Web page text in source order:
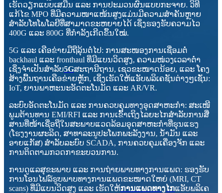
ເຮັດວຽກແບບເສມືນ ແລະ ການປະມວນຜົນແບບກະຈາຍ. ວິທີ
ແກ້ໄຂ MPO ທີ່ມີຄວາມໜາແໜ້ນສູງແມ່ນມີຄວາມສຳຄັນຫຼາຍ
ສຳລັບໂທໂພໂລຢີທີ່ສາມາດຂະຫຍາຍໄດ້ ເຊິ່ງຮອງຮັບຄວາມໄວ
400G ແລະ 800G ທີ່ກຳລັງເກີດຂຶ້ນໃໝ່.
5G ແລະ ເຄືອຂ່າຍມືຖືລຸ້ນຕໍ່ໄປ: ການສະໜອງການເຊື່ອມຕໍ່
backhaul ແລະ fronthaul ທີ່ມີແບນວິດສູງ, ຄວາມໜ່ວງເວລາຕ່ຳ
ເຊິ່ງຈຳເປັນສຳລັບ5Gສະຖານີຖານ, ເຊວຂະໜາດນ້ອຍ, ແລະ ໂຄງ
ສ້າງພື້ນຖານເຄືອຂ່າຍຫຼັກ, ເຊິ່ງເຮັດໃຫ້ແອັບພລິເຄຊັນຕ່າງໆເຊັ່ນ:
IoT, ຍານພາຫະນະອັດຕະໂນມັດ ແລະ AR/VR.
ລະບົບອັດຕະໂນມັດ ແລະ ການຄວບຄຸມທາງອຸດສາຫະກຳ: ສະເໜີ
ພູມຕ້ານທານ EMI/RFI ແລະ ການເຂົ້າເຖິງໄລຍະໄກສຳລັບການສື່
ສານທີ່ໜ້າເຊື່ອຖືໃນສະພາບແວດລ້ອມອຸດສາຫະກຳທີ່ຮຸນແຮງ
(ໂຮງງານຜະລິດ, ສາທາລະນູປະໂພກພະລັງງານ, ນ້ຳມັນ ແລະ
ອາຍແກັສ) ສຳລັບລະບົບ SCADA, ການຄວບຄຸມເຄື່ອງຈັກ ແລະ
ການຕິດຕາມກວດກາຂະບວນການ.
ການດູແລສຸຂະພາບ ແລະ ການຖ່າຍພາບທາງການແພດ: ຮອງຮັບ
ການໂອນໄຟລ໌ຮູບພາບທາງການແພດຂະໜາດໃຫຍ່ (MRI, CT
scans) ທີ່ມີແບນວິດສູງ ແລະ ເຮັດໃຫ້ການແພດທາງໄກແອັບພລິເຄ